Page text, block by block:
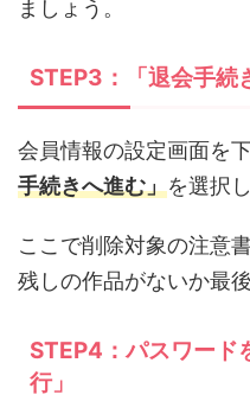
ましょう。
STEP3：「退会手続
会員情報の設定画面を
手続きへ進む」を選択
ここで削除対象の注意
残しの作品がないか最
STEP4：パスワード
行」